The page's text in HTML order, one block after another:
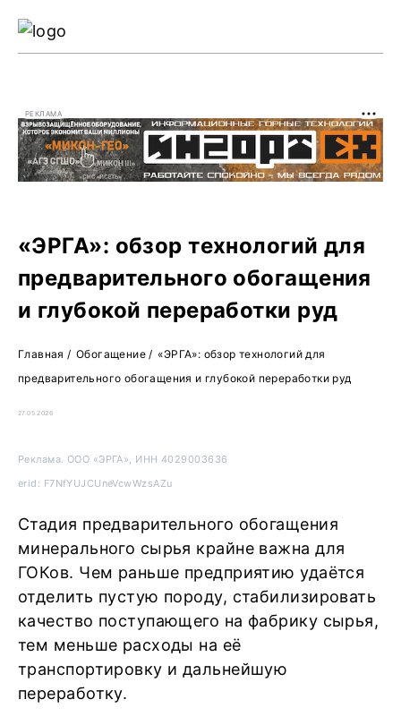
РЕКЛАМА
«ЭРГА»: обзор технологий для
предварительного обогащения
и глубокой переработки руд
Главная / Обогащение/ «ЭРГА»: обзор технологий для
предварительного обогащения и глубокой переработки руд
27.05.2026
Реклама. ООО «ЭРГА», ИНН 4029003636
erid: F7NfYUJCUneVcwWzsAZu
Стадия предварительного обогащения
минерального сырья крайне важна для
ГОКов. Чем раньше предприятию удаётся
отделить пустую породу, стабилизировать
качество поступающего на фабрику сырья,
тем меньше расходы на её
транспортировку и дальнейшую
переработку.